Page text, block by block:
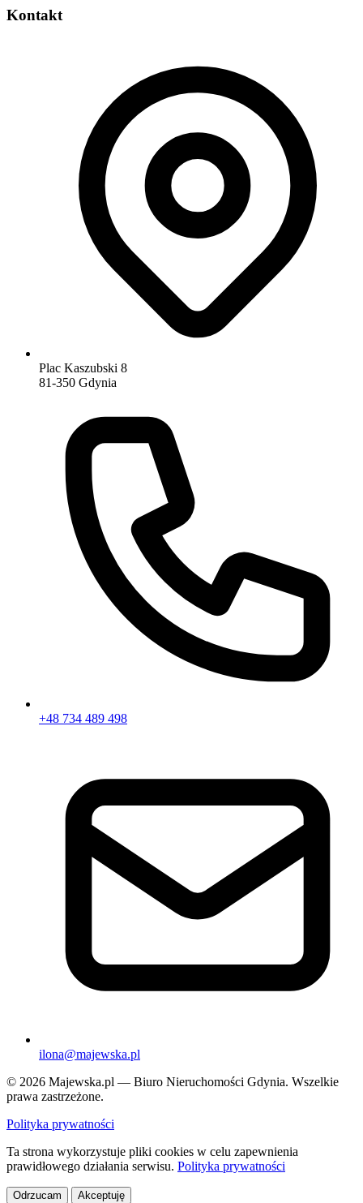
Kontakt
Plac Kaszubski 8
81-350 Gdynia
+48 734 489 498
ilona@majewska.pl
© 2026 Majewska.pl — Biuro Nieruchomości Gdynia. Wszelkie
prawa zastrzeżone.
Polityka prywatności
Ta strona wykorzystuje pliki cookies w celu zapewnienia
prawidłowego działania serwisu. Polityka prywatności
Odrzucam Akceptuję